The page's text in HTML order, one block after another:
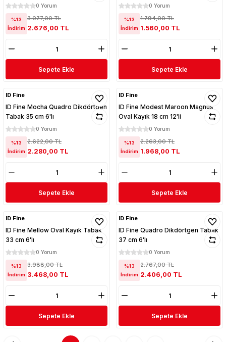
0 Yorum
%13
İndirim
3.077,00 TL
2.676,00 TL
Sepete Ekle
0 Yorum
%13
İndirim
1.794,00 TL
1.560,00 TL
Sepete Ekle
ID Fine
ID Fine Mocha Quadro Dikdörtgen
Tabak 35 cm 6'lı
0 Yorum
%13
İndirim
2.622,00 TL
2.280,00 TL
Sepete Ekle
ID Fine
ID Fine Modest Maroon Magnus
Oval Kayık 18 cm 12'li
0 Yorum
%13
İndirim
2.263,00 TL
1.968,00 TL
Sepete Ekle
ID Fine
ID Fine Mellow Oval Kayık Tabak
33 cm 6'lı
0 Yorum
%13
İndirim
3.988,00 TL
3.468,00 TL
Sepete Ekle
ID Fine
ID Fine Quadro Dikdörtgen Tabak
37 cm 6'lı
0 Yorum
%13
İndirim
2.767,00 TL
2.406,00 TL
Sepete Ekle